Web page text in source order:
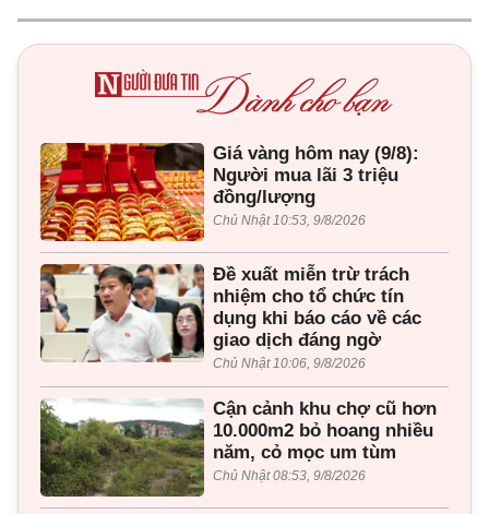
Giá vàng hôm nay (9/8):
Người mua lãi 3 triệu
đồng/lượng
Chủ Nhật 10:53, 9/8/2026
Đề xuất miễn trừ trách
nhiệm cho tổ chức tín
dụng khi báo cáo về các
giao dịch đáng ngờ
Chủ Nhật 10:06, 9/8/2026
Cận cảnh khu chợ cũ hơn
10.000m2 bỏ hoang nhiều
năm, cỏ mọc um tùm
Chủ Nhật 08:53, 9/8/2026